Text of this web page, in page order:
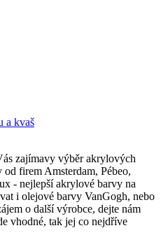
a kvaš
zajímavy výběr akrylových
od firem Amsterdam, Pébeo,
- nejlepší akrylové barvy na
i olejové barvy VanGogh, nebo
o další výrobce, dejte nám
vhodné, tak jej co nejdříve